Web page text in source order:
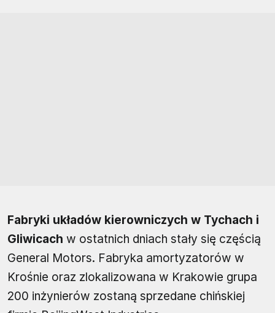
Fabryki układów kierowniczych w Tychach i
Gliwicach w ostatnich dniach stały się częścią
General Motors. Fabryka amortyzatorów w
Krośnie oraz zlokalizowana w Krakowie grupa
200 inżynierów zostaną sprzedane chińskiej